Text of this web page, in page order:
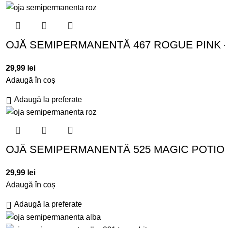
OJĂ SEMIPERMANENTĂ 467 ROGUE PINK
29,99 lei
Adaugă în coș
Adaugă la preferate
OJĂ SEMIPERMANENTĂ 525 MAGIC
29,99 lei
Adaugă în coș
Adaugă la preferate